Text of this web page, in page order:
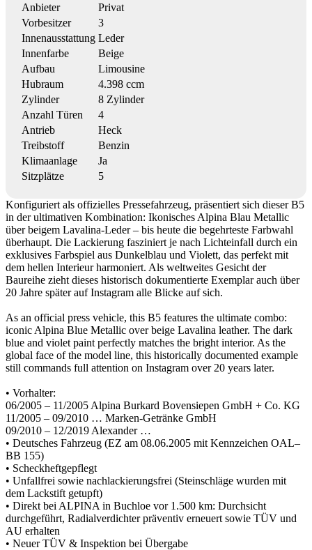
Anbieter
Privat
Vorbesitzer
3
Innenausstattung Leder
Innenfarbe
Beige
Aufbau
Limousine
Hubraum
4.398 ccm
Zylinder
8 Zylinder
Anzahl Türen
4
Antrieb
Heck
Treibstoff
Benzin
Klimaanlage
Ja
Sitzplätze
5
Konfiguriert als offizielles Pressefahrzeug, präsentiert sich dieser B5
in der ultimativen Kombination: Ikonisches Alpina Blau Metallic
über beigem Lavalina-Leder – bis heute die begehrteste Farbwahl
überhaupt. Die Lackierung fasziniert je nach Lichteinfall durch ein
exklusives Farbspiel aus Dunkelblau und Violett, das perfekt mit
dem hellen Interieur harmoniert. Als weltweites Gesicht der
Baureihe zieht dieses historisch dokumentierte Exemplar auch über
20 Jahre später auf Instagram alle Blicke auf sich.
As an official press vehicle, this B5 features the ultimate combo:
iconic Alpina Blue Metallic over beige Lavalina leather. The dark
blue and violet paint perfectly matches the bright interior. As the
global face of the model line, this historically documented example
still commands full attention on Instagram over 20 years later.
• Vorhalter:
06/2005 – 11/2005 Alpina Burkard Bovensiepen GmbH + Co. KG
11/2005 – 09/2010 … Marken-Getränke GmbH
09/2010 – 12/2019 Alexander …
• Deutsches Fahrzeug (EZ am 08.06.2005 mit Kennzeichen OAL–
BB 155)
• Scheckheftgepflegt
• Unfallfrei sowie nachlackierungsfrei (Steinschläge wurden mit
dem Lackstift getupft)
• Direkt bei ALPINA in Buchloe vor 1.500 km: Durchsicht
durchgeführt, Radialverdichter präventiv erneuert sowie TÜV und
AU erhalten
• Neuer TÜV & Inspektion bei Übergabe